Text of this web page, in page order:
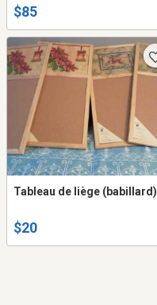
$85
Tableau de liège (babillard)
$20